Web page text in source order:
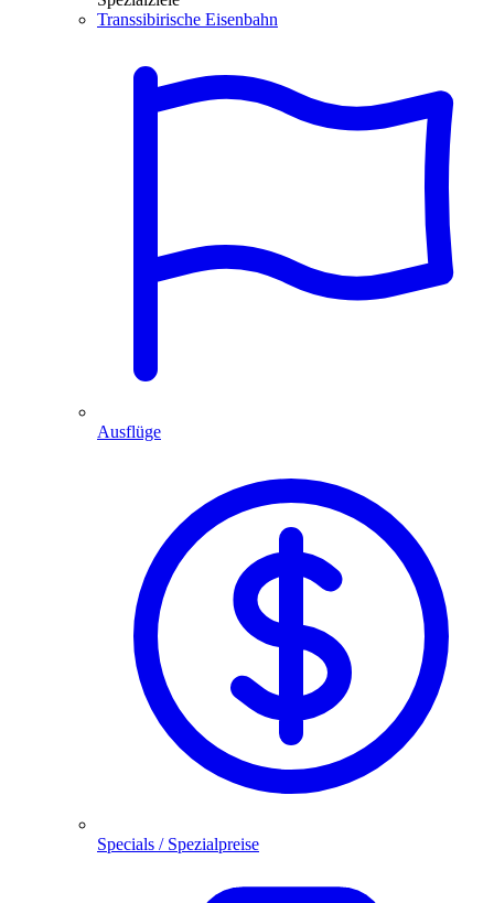
Transsibirische Eisenbahn
Ausflüge
Specials / Spezialpreise